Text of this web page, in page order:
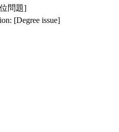
問題]
[Degree issue]